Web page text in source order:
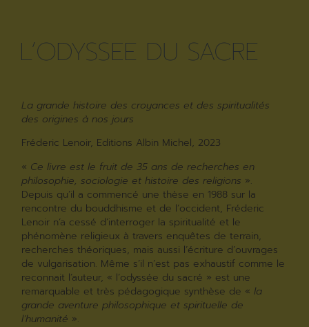
L’ODYSSEE DU SACRE
La grande histoire des croyances et des spiritualités
des origines à nos jours
Fréderic Lenoir, Editions Albin Michel, 2023
« Ce livre est le fruit de 35 ans de recherches en
philosophie, sociologie et histoire des religions ».
Depuis qu’il a commencé une thèse en 1988 sur la
rencontre du bouddhisme et de l’occident, Fréderic
Lenoir n’a cessé d’interroger la spiritualité et le
phénomène religieux à travers enquêtes de terrain,
recherches théoriques, mais aussi l’écriture d’ouvrages
de vulgarisation. Même s’il n’est pas exhaustif comme le
reconnait l’auteur, « l’odyssée du sacré » est une
remarquable et très pédagogique synthèse de «la
grande aventure philosophique et spirituelle de
l’humanité ».